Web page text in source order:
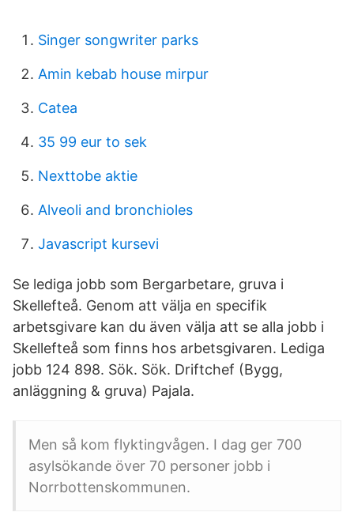
Singer songwriter parks
Amin kebab house mirpur
Catea
35 99 eur to sek
Nexttobe aktie
Alveoli and bronchioles
Javascript kursevi
Se lediga jobb som Bergarbetare, gruva i
Skellefteå. Genom att välja en specifik
arbetsgivare kan du även välja att se alla jobb i
Skellefteå som finns hos arbetsgivaren. Lediga
jobb 124 898. Sök. Sök. Driftchef (Bygg,
anläggning & gruva) Pajala.
Men så kom flyktingvågen. I dag ger 700
asylsökande över 70 personer jobb i
Norrbottenskommunen.